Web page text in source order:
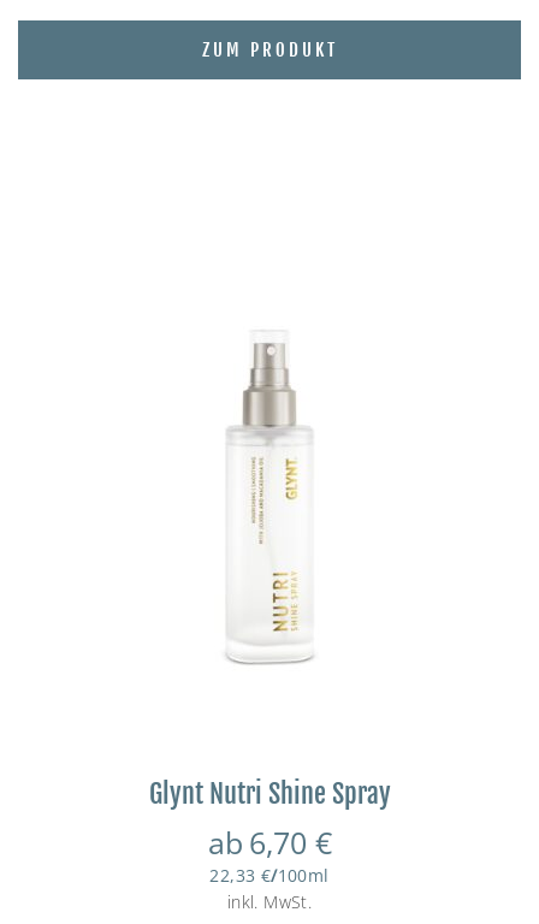
ZUM PRODUKT
Glynt Nutri Shine Spray
ab 6,70 €
22,33 €/100ml
inkl. MwSt.